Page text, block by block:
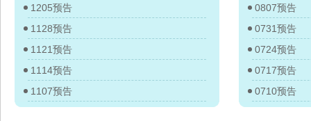
1205预告
1128预告
1121预告
1114预告
1107预告
0807预告
0731预告
0724预告
0717预告
0710预告